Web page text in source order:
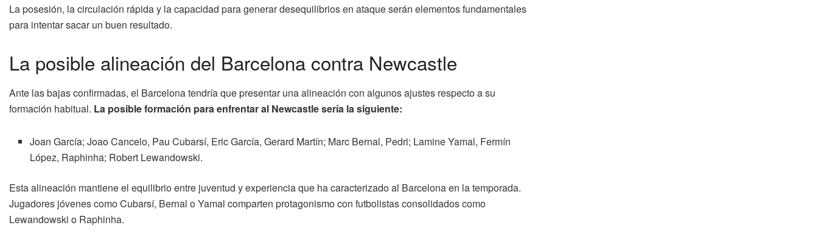
La posesión, la circulación rápida y la capacidad para generar desequilibrios en ataque serán elementos fundamentales
para intentar sacar un buen resultado.
La posible alineación del Barcelona contra Newcastle
Ante las bajas confirmadas, el Barcelona tendría que presentar una alineación con algunos ajustes respecto a su
formación habitual. La posible formación para enfrentar al Newcastle sería la siguiente:
Joan García; Joao Cancelo, Pau Cubarsí, Eric García, Gerard Martín; Marc Bernal, Pedri; Lamine Yamal, Fermín
López, Raphinha; Robert Lewandowski.
Esta alineación mantiene el equilibrio entre juventud y experiencia que ha caracterizado al Barcelona en la temporada.
Jugadores jóvenes como Cubarsí, Bernal o Yamal comparten protagonismo con futbolistas consolidados como
Lewandowski o Raphinha.